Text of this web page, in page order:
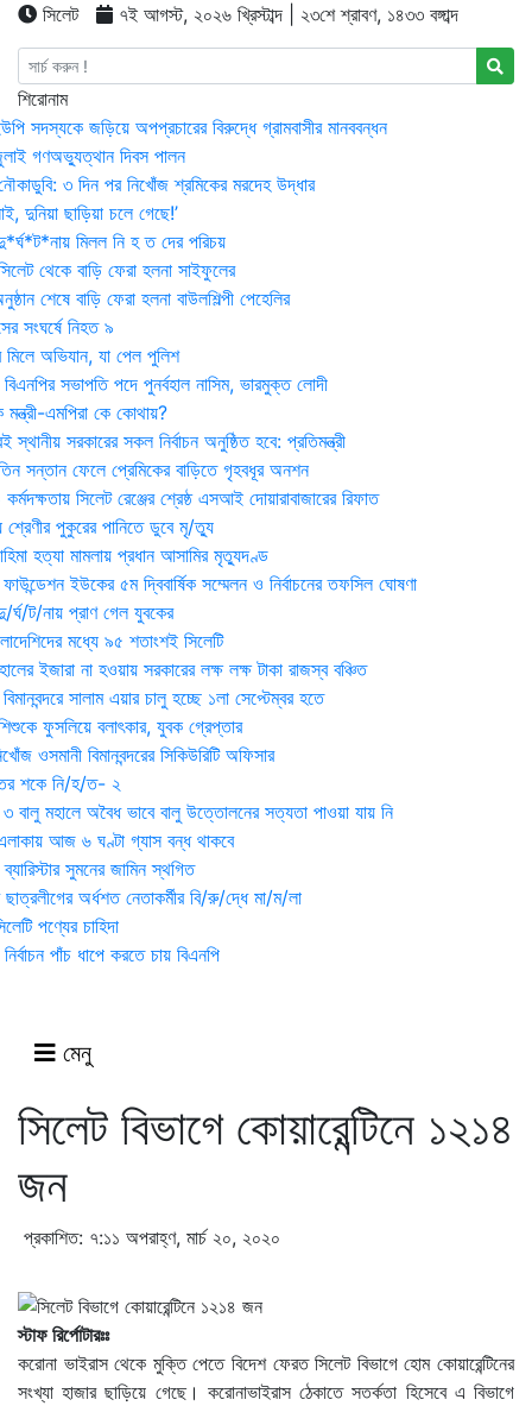
সিলেট ৭ই আগস্ট, ২০২৬ খ্রিস্টাব্দ | ২৩শে শ্রাবণ, ১৪৩৩ বঙ্গাব্দ
শিরোনাম
সদস্যকে জড়িয়ে অপপ্রচারের বিরুদ্ধে গ্রামবাসীর মানববন্ধন
গণঅভ্যুত্থান দিবস পালন
৩ দিন পর নিখোঁজ শ্রমিকের মরদেহ উদ্ধার
দুনিয়া ছাড়িয়া চলে গেছে!’
মিলল নি হ ত দের পরিচয়
থেকে বাড়ি ফেরা হলনা সাইফুলের
শেষে বাড়ি ফেরা হলনা বাউলশিল্পী পেহেলির
সংঘর্ষে নিহত ৯
মিলে অভিযান, যা পেল পুলিশ
সভাপতি পদে পুনর্বহাল নাসিম, ভারমুক্ত লোদী
মন্ত্রী-এমপিরা কে কোথায়?
সরকারের সকল নির্বাচন অনুষ্ঠিত হবে: প্রতিমন্ত্রী
সন্তান ফেলে প্রেমিকের বাড়িতে গৃহবধূর অনশন
সিলেট রেঞ্জের শ্রেষ্ঠ এসআই দোয়ারাবাজারের রিফাত
শ্রেণীর পুকুরের পানিতে ডুবে মৃ/ত্যু
হত্যা মামলায় প্রধান আসামির মৃত্যুদণ্ড
ইউকের ৫ম দ্বিবার্ষিক সম্মেলন ও নির্বাচনের তফসিল ঘোষণা
ট/নায় প্রাণ গেল যুবকের
মধ্যে ৯৫ শতাংশই সিলেটি
ইজারা না হওয়ায় সরকারের লক্ষ লক্ষ টাকা রাজস্ব বঞ্চিত
সালাম এয়ার চালু হচ্ছে ১লা সেপ্টেম্বর হতে
ফুসলিয়ে বলাৎকার, যুবক গ্রেপ্তার
ওসমানী বিমানবন্দরের সিকিউরিটি অফিসার
শকে নি/হ/ত- ২
বালু মহালে অবৈধ ভাবে বালু উত্তোলনের সত্যতা পাওয়া যায় নি
আজ ৬ ঘণ্টা গ্যাস বন্ধ থাকবে
সুমনের জামিন স্থগিত
ছাত্রলীগের অর্ধশত নেতাকর্মীর বি/রু/দ্ধে মা/ম/লা
পণ্যের চাহিদা
পাঁচ ধাপে করতে চায় বিএনপি
মেনু
সিলেট বিভাগে কোয়ারেন্টিনে ১২১৪
জন
প্রকাশিত: ৭:১১ অপরাহ্ণ, মার্চ ২০, ২০২০
স্টাফ রির্পোটারঃঃ
করোনা ভাইরাস থেকে মুক্তি পেতে বিদেশ ফেরত সিলেট বিভাগে হোম কোয়ারেন্টিনের
সংখ্যা হাজার ছাড়িয়ে গেছে। করোনাভাইরাস ঠেকাতে সতর্কতা হিসেবে এ বিভাগে